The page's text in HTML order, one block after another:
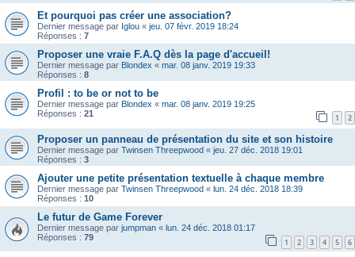
Et pourquoi pas créer une association?
Dernier message par Iglou « jeu. 07 févr. 2019 18:24
Réponses : 7
Proposer une vraie F.A.Q dès la page d'accueil!
Dernier message par Blondex « mar. 08 janv. 2019 19:33
Réponses : 8
Profil : to be or not to be
Dernier message par Blondex « mar. 08 janv. 2019 19:25
Réponses : 21 1 2
Proposer un panneau de présentation du site et son histoire
Dernier message par Twinsen Threepwood « jeu. 27 déc. 2018 19:01
Réponses : 3
Ajouter une petite présentation textuelle à chaque membre
Dernier message par Twinsen Threepwood « lun. 24 déc. 2018 18:39
Réponses : 10
Le futur de Game Forever
Dernier message par jumpman « lun. 24 déc. 2018 01:17
Réponses : 79 1 2 3 4 5 6